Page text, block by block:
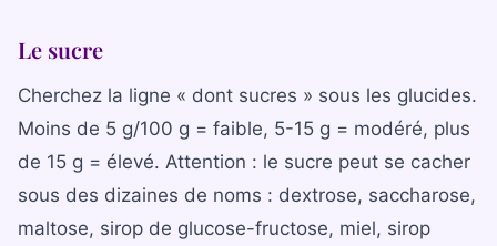
Le sucre
Cherchez la ligne « dont sucres » sous les glucides.
Moins de 5 g/100 g = faible, 5-15 g = modéré, plus
de 15 g = élevé. Attention : le sucre peut se cacher
sous des dizaines de noms : dextrose, saccharose,
maltose, sirop de glucose-fructose, miel, sirop